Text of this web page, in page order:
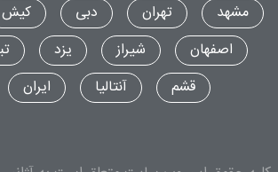
مشهد
تهران دبی کیش
اصفهان
شیراز یزد
قشم
آنتالیا ایران